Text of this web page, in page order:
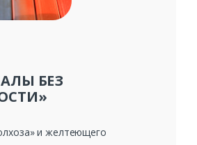
БЕЗ
и желтеющего